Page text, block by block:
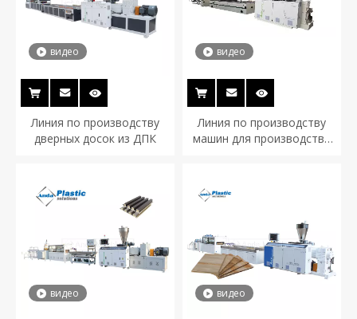
видео
Линия по производству
дверных досок из ДПК
видео
Линия по производству
машин для производства
видео видео